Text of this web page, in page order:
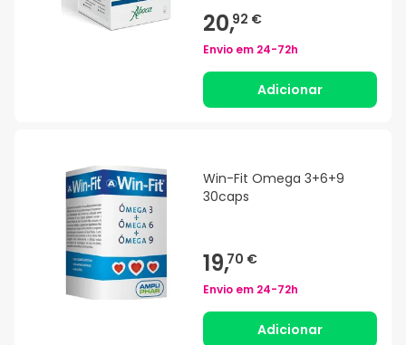
20,92 €
Envio em 24-72h
Adicionar
Win-Fit Omega 3+6+9
30caps
19,70 €
Envio em 24-72h
Adicionar